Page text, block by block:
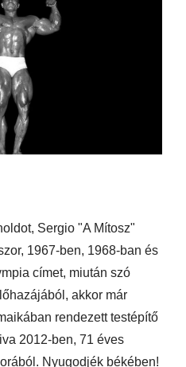
Sergio "A Mítosz"
1967-ben, 1968-ban és
címet, miután szó
akkor már
rendezett testépítő
2012-ben, 71 éves
Nyugodjék békében!